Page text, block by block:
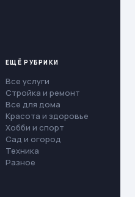
ЕЩЁ РУБРИКИ
Все услуги
Стройка и ремонт
Все для дома
Красота и здоровье
Хобби и спорт
Сад и огород
Техника
Разное